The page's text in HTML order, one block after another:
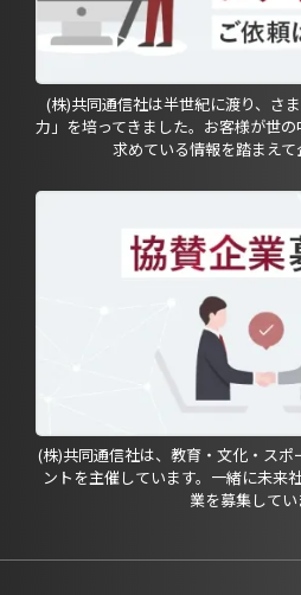
(株)共同通信社は半世紀に渡り、さ
力」を培ってきました。お客様が世
求めている情報を踏まえて
(株)共同通信社は、教育・文化・ス
ントを主催しています。一緒に未来
業を募集してい